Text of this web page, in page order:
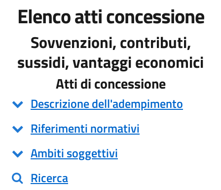
Elenco atti concessione
Sovvenzioni, contributi,
sussidi, vantaggi economici
Atti di concessione
Descrizione dell'adempimento
Riferimenti normativi
Ambiti soggettivi
Ricerca